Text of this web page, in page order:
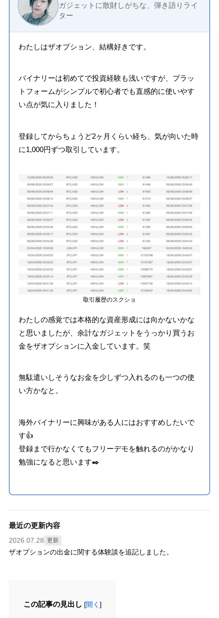
ガジェットに散財しがちな、弾き語りライ
ター
わたしはザオプション、結構好きです。
バイナリーは初めてで投資経験も浅いですが、プラッ
トフォームがシンプルで初心者でも直感的に使いやす
い点が気に入りました！
登録してからちょうど2ヶ月くらい経ち、気が向いた時
に1,000円ずつ取引しています。
取引履歴のスクショ
わたしの感覚では本格的な資産形成には向かないかな
と思いましたが、余計なガジェットをうっかり買うお
金をザオプションに入金しています。笑
無駄遣いしそうなお金を少しずつ入れるのも一つの使
い方かなと。
海外バイナリーに興味がある人にはおすすめしたいで
す👍
登録まで行かなくてもフリーデモを触れるのがかなり
勉強になると思います✒️
最近の更新内容
2026.07.28 更新
ザオプションの出金に関する体験談を追記しました。
この記事の見出し [開く ]